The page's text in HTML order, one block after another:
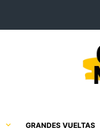
GRANDES VUELTAS